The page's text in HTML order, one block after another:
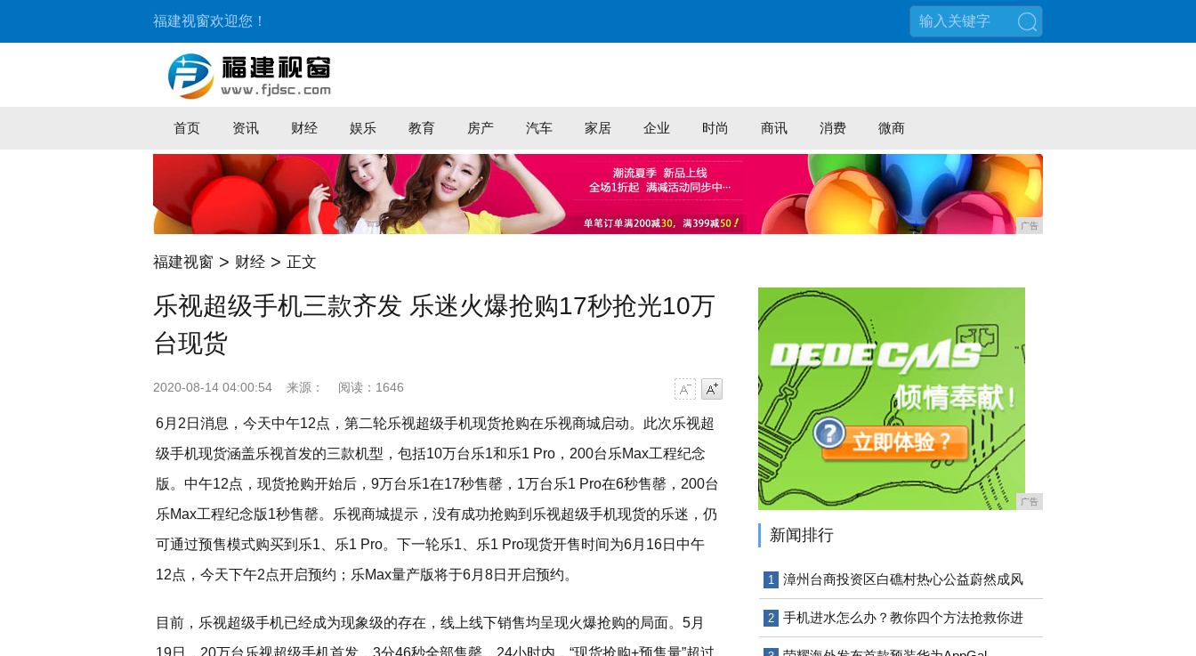
福建视窗欢迎您！
首页 资讯 财经 娱乐 教育 房产 汽车 家居 企业 时尚 商讯 消费 微商
广告
福建视窗 > 财经 > 正文
乐视超级手机三款齐发 乐迷火爆抢购17秒抢光10万
台现货
2020-08-14 04:00:54 来源： 阅读：1646
6月2日消息，今天中午12点，第二轮乐视超级手机现货抢购在乐视商城启动。此次乐视超
级手机现货涵盖乐视首发的三款机型，包括10万台乐1和乐1 Pro，200台乐Max工程纪念
版。中午12点，现货抢购开始后，9万台乐1在17秒售罄，1万台乐1 Pro在6秒售罄，200台
乐Max工程纪念版1秒售罄。乐视商城提示，没有成功抢购到乐视超级手机现货的乐迷，仍
可通过预售模式购买到乐1、乐1 Pro。下一轮乐1、乐1 Pro现货开售时间为6月16日中午
12点，今天下午2点开启预约；乐Max量产版将于6月8日开启预约。
目前，乐视超级手机已经成为现象级的存在，线上线下销售均呈现火爆抢购的局面。5月
19日，20万台乐视超级手机首发，3分46秒全部售罄，24小时内，“现货抢购+预售量”超过
广告
新闻排行
1 漳州台商投资区白礁村热心公益蔚然成风
2 手机进水怎么办？教你四个方法抢救你进